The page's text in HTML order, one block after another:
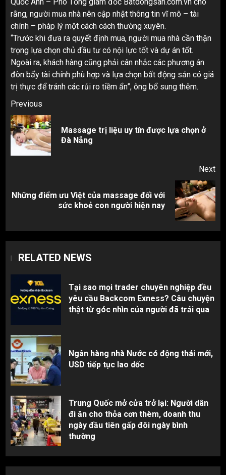
rằng, người mua nhà nên cập nhật thông tin vĩ mô – tài
chính – pháp lý một cách cách thường xuyên.
“Trước khi đưa ra quyết định mua, người mua nhà cần thận
trọng lựa chọn chủ đầu tư có nội lực tốt và dự án tốt.
Ngoài ra, khách hàng cũng phải cân nhắc các phương án
đòn bẩy tài chính phù hợp và lựa chọn bất động sản có giá
trị thực để tránh các rủi ro tiềm ẩn”, ông bổ sung thêm.
Post
navigation
Previous
Massage trị liệu uy tín được lựa chọn ở
Đà Nẵng
Next
Next
Những điểm ưu Việt của massage đối với
sức khoẻ con người hiện nay
RELATED NEWS
Tại sao mọi trader chuyên nghiệp đều
yêu cầu Backcom Exness? Câu chuyện
thật từ góc nhìn của người đã trải qua
Ngân hàng nhà Nước có động thái mới,
USD tiếp tục lao dốc
Trung Quốc mở cửa trở lại: Người dân
đi ăn cho thỏa cơn thèm, doanh thu
ngày đầu tiên gấp đôi ngày bình
thường